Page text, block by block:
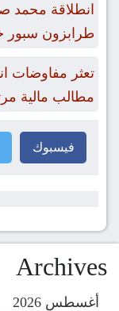
انطلاقة محمد
طرابزون
تعثر مفاوضات
مطالب مالية
فيسبوك
Archives
أغسطس 2026